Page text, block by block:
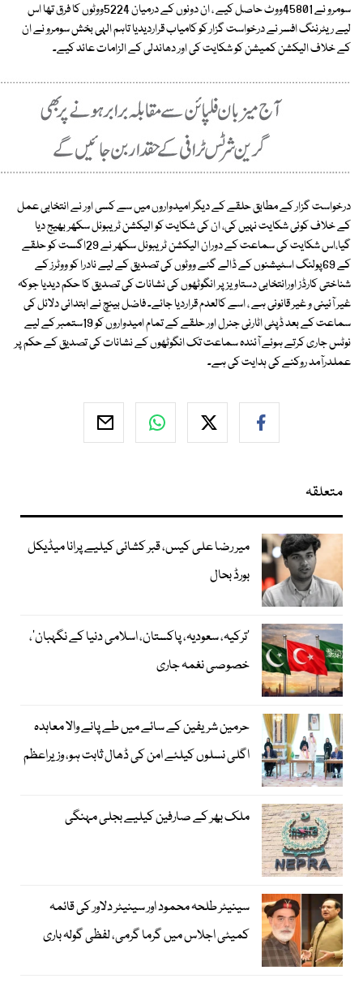
سومرو نے 45801ووٹ حاصل کیے ، ان دونوں کے درمیان 5224ووٹوں کا فرق تھا اس
لیے ریٹرننگ افسر نے درخواست گزار کو کامیاب قراردیدیا تاہم الہی بخش سومرو نے ان
کے خلاف الیکشن کمیشن کو شکایت کی اور دھاندلی کے الزامات عائد کیے۔
درخواست گزار کے مطابق حلقے کے دیگر امیدواروں میں سے کسی اور نے انتخابی عمل
کے خلاف کوئی شکایت نہیں کی، ان کی شکایت کو الیکشن ٹریبونل سکھر بھیج دیا
گیا،اس شکایت کی سماعت کے دوران الیکشن ٹریبونل سکھر نے 29اگست کو حلقے
کے 69پولنگ اسٹیشنوں کے ڈالے گئے ووٹوں کی تصدیق کے لیے نادرا کو ووٹرز کے
شناختی کارڈز اورانتخابی دستاویز پر انگوٹھوں کی نشانات کی تصدیق کا حکم دیدیا جوکہ
غیر آئینی و غیر قانونی ہے ، اسے کالعدم قراردیا جائے۔ فاضل بینچ نے ابتدائی دلائل کی
سماعت کے بعد ڈپٹی اٹارنی جنرل اور حلقے کے تمام امیدواروں کو 19ستمبر کے لیے
نوٹس جاری کرتے ہوئے آئندہ سماعت تک انگوٹھوں کے نشانات کی تصدیق کے حکم پر
عملدرآمد روکنے کی ہدایت کی ہے۔
متعلقہ
میر رضا علی کیس، قبر کشائی کیلیے پرانا میڈیکل
بورڈ بحال
‘ترکیہ، سعودیہ، پاکستان، اسلامی دنیا کے نگہبان’،
خصوصی نغمہ جاری
حرمین شریفین کے سائے میں طے پانے والا معاہدہ
اگلی نسلوں کیلئے امن کی ڈھال ثابت ہو، وزیراعظم
ملک بھر کے صارفین کیلیے بجلی مہنگی
سینیٹر طلحہ محمود اور سینیٹر دلاور کی قائمہ
کمیٹی اجلاس میں گرما گرمی، لفظی گولہ باری